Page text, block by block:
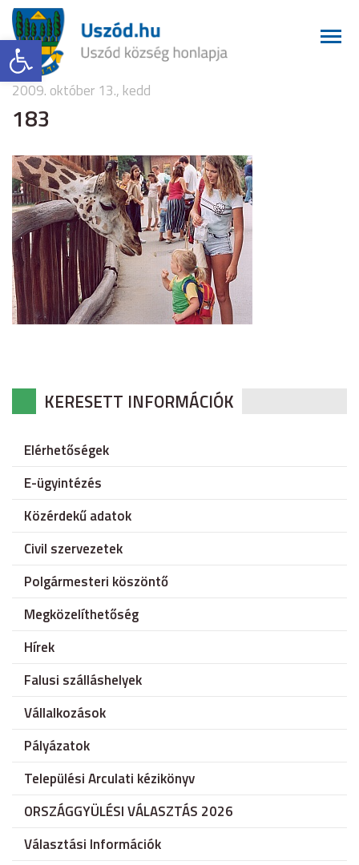
Eszköztár megnyitása
2009. október 13., kedd
183
KERESETT INFORMÁCIÓK
Elérhetőségek
E-ügyintézés
Közérdekű adatok
Civil szervezetek
Polgármesteri köszöntő
Megközelíthetőség
Hírek
Falusi szálláshelyek
Vállalkozások
Pályázatok
Települési Arculati kézikönyv
ORSZÁGGYÜLÉSI VÁLASZTÁS 2026
Választási Információk